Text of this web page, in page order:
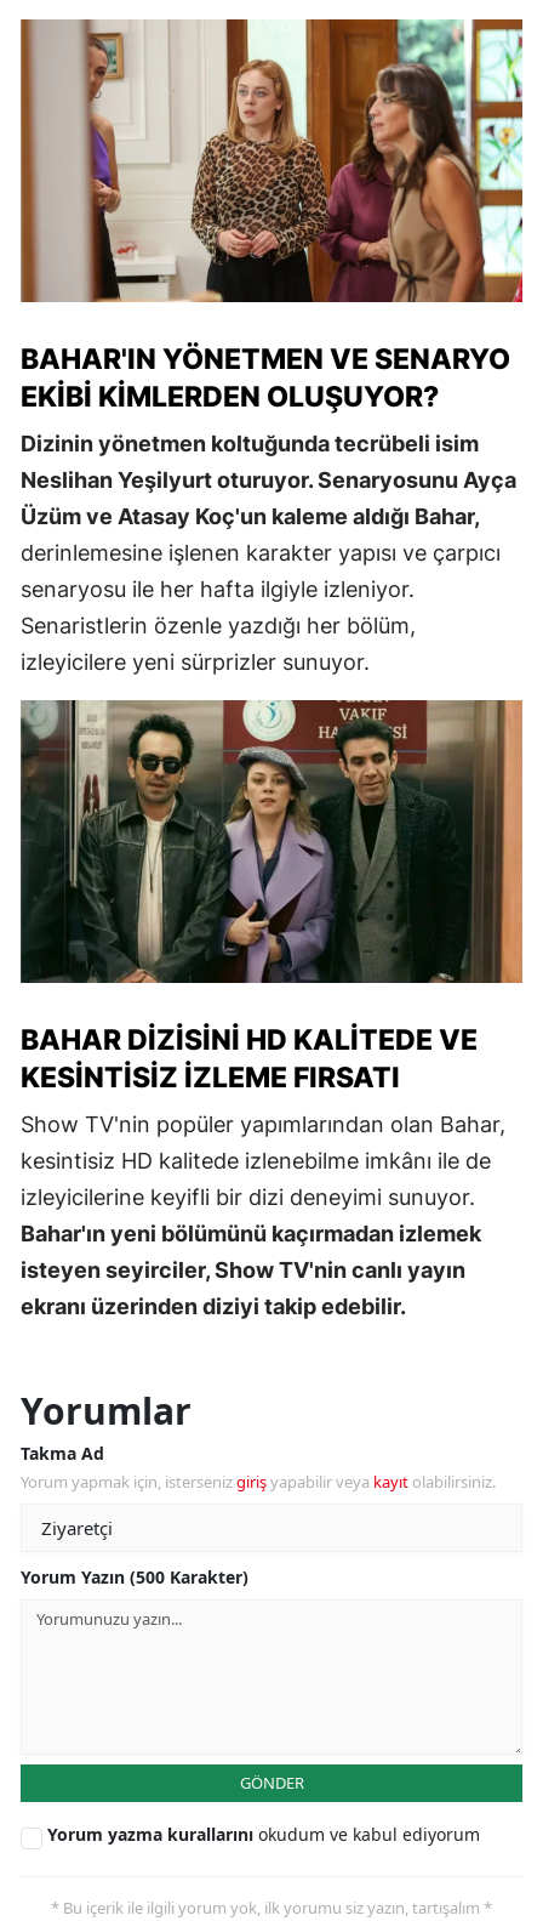
BAHAR'IN YÖNETMEN VE SENARYO
EKIBI KIMLERDEN OLUŞUYOR?
Dizinin yönetmen koltuğunda tecrübeli isim
Neslihan Yeşilyurt oturuyor. Senaryosunu Ayça
Üzüm ve Atasay Koç'un kaleme aldığı Bahar,
derinlemesine işlenen karakter yapısı ve çarpıcı
senaryosu ile her hafta ilgiyle izleniyor.
Senaristlerin özenle yazdığı her bölüm,
izleyicilere yeni sürprizler sunuyor.
BAHAR DIZISINI HD KALITEDE VE
KESINTISIZ İZLEME FIRSATI
Show TV'nin popüler yapımlarından olan Bahar,
kesintisiz HD kalitede izlenebilme imkânı ile de
izleyicilerine keyifli bir dizi deneyimi sunuyor.
Bahar'ın yeni bölümünü kaçırmadan izlemek
isteyen seyirciler, Show TV'nin canlı yayın
ekranı üzerinden diziyi takip edebilir.
Yorumlar
Takma Ad
Yorum yapmak için, istersenizgirişyapabilir veya kayıt olabilirsiniz.
Yorum Yazın (500 Karakter)
GÖNDER
Yorum yazma kurallarını okudum ve kabul ediyorum
* Bu içerik ile ilgili yorum yok, ilk yorumu siz yazın, tartışalım *